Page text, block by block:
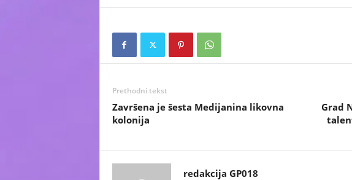
Prethodni tekst
Završena je šesta Medijanina likovna
kolonija
Grad
redakcija GP018